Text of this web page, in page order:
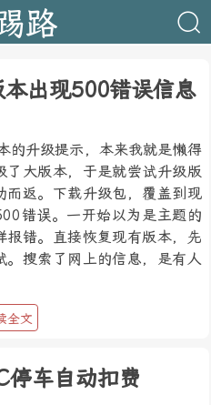
路
出现500错误信息
的升级提示，本来我就是懒得
大版本，于是就尝试升级版
返。下载升级包，覆盖到现
错误。一开始以为是主题的
错。直接恢复现有版本，先
搜索了网上的信息，是有人
全文
停车自动扣费